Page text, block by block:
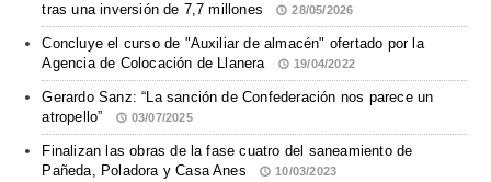
tras una inversión de 7,7 millones
28/05/2026
Concluye el curso de "Auxiliar de almacén" ofertado por la
Agencia de Colocación de Llanera
19/04/2022
Gerardo Sanz: “La sanción de Confederación nos parece un
atropello”
03/07/2025
Finalizan las obras de la fase cuatro del saneamiento de
Pañeda, Poladora y Casa Anes
10/03/2023